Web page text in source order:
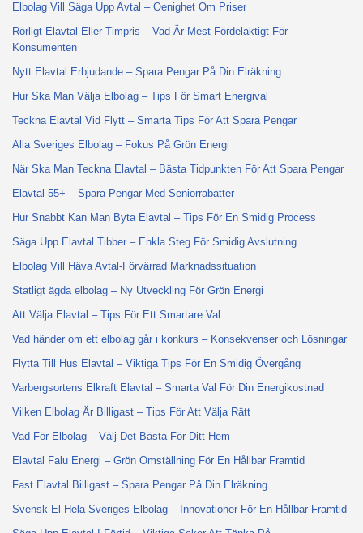
Elbolag Vill Säga Upp Avtal – Oenighet Om Priser
Rörligt Elavtal Eller Timpris – Vad Är Mest Fördelaktigt För
Konsumenten
Nytt Elavtal Erbjudande – Spara Pengar På Din Elräkning
Hur Ska Man Välja Elbolag – Tips För Smart Energival
Teckna Elavtal Vid Flytt – Smarta Tips För Att Spara Pengar
Alla Sveriges Elbolag – Fokus På Grön Energi
När Ska Man Teckna Elavtal – Bästa Tidpunkten För Att Spara Pengar
Elavtal 55+ – Spara Pengar Med Seniorrabatter
Hur Snabbt Kan Man Byta Elavtal – Tips För En Smidig Process
Säga Upp Elavtal Tibber – Enkla Steg För Smidig Avslutning
Elbolag Vill Häva Avtal-Förvärrad Marknadssituation
Statligt ägda elbolag – Ny Utveckling För Grön Energi
Att Välja Elavtal – Tips För Ett Smartare Val
Vad händer om ett elbolag går i konkurs – Konsekvenser och Lösningar
Flytta Till Hus Elavtal – Viktiga Tips För En Smidig Övergång
Varbergsortens Elkraft Elavtal – Smarta Val För Din Energikostnad
Vilken Elbolag Är Billigast – Tips För Att Välja Rätt
Vad För Elbolag – Välj Det Bästa För Ditt Hem
Elavtal Falu Energi – Grön Omställning För En Hållbar Framtid
Fast Elavtal Billigast – Spara Pengar På Din Elräkning
Svensk El Hela Sveriges Elbolag – Innovationer För En Hållbar Framtid